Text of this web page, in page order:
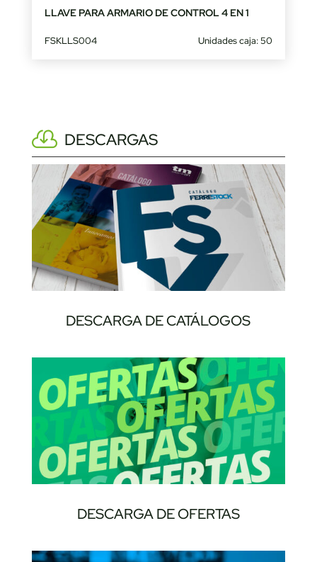
LLAVE PARA ARMARIO DE CONTROL 4 EN 1
FSKLLS004 Unidades caja: 50
DESCARGAS
DESCARGA DE CATÁLOGOS
DESCARGA DE OFERTAS